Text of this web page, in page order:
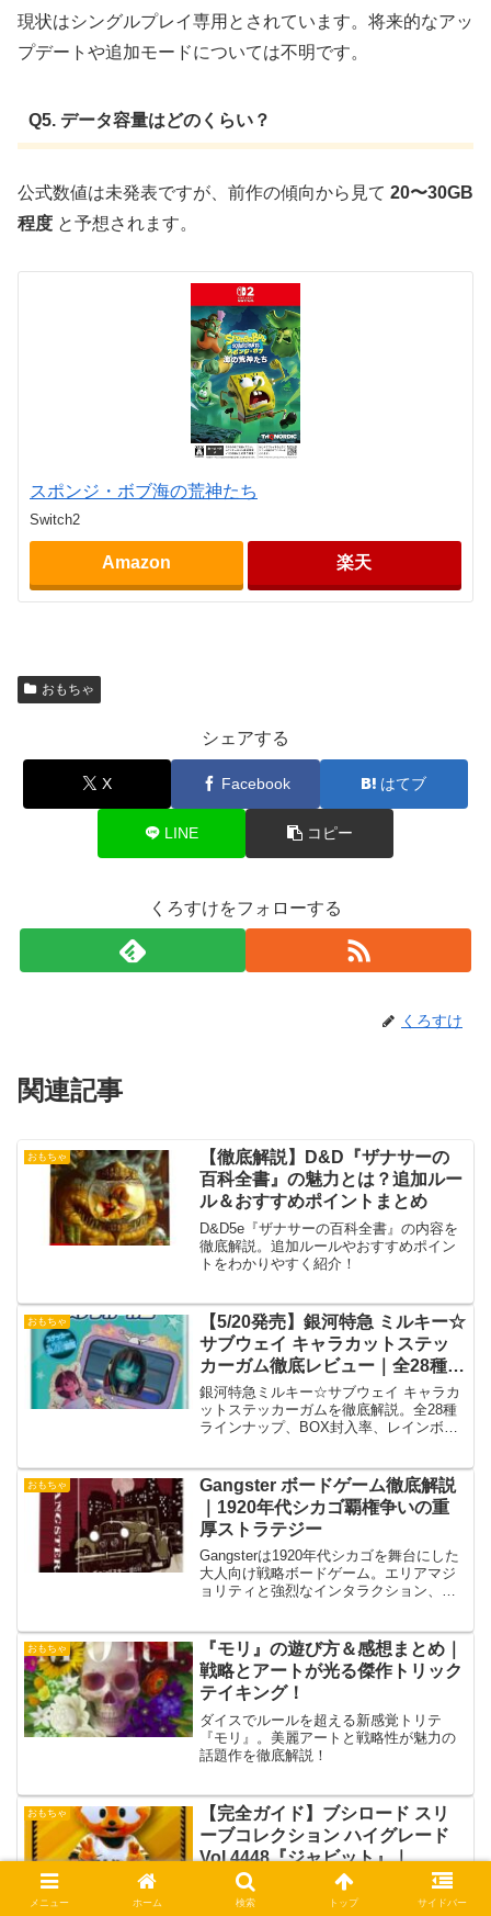
現状はシングルプレイ専用とされています。将来的なアッ
プデートや追加モードについては不明です。
Q5. データ容量はどのくらい？
公式数値は未発表ですが、前作の傾向から見て 20〜30GB
程度 と予想されます。
スポンジ・ボブ海の荒神たち
Switch2
Amazon 楽天
おもちゃ
シェアする
X Facebook はてブ
LINE コピー
くろすけをフォローする
くろすけ
関連記事
おもちゃ
【徹底解説】D&D『ザナサーの
百科全書』の魅力とは？追加ルー
ル＆おすすめポイントまとめ
D&D5e『ザナサーの百科全書』の内容を
徹底解説。追加ルールやおすすめポイン
トをわかりやすく紹介！
おもちゃ
【5/20発売】銀河特急 ミルキー☆
サブウェイ キャラカットステッ
カーガム徹底レビュー｜全28種・
BOX封入率・ホロ仕様の価値まで
完全解説
銀河特急ミルキー☆サブウェイ キャラカ
ットステッカーガムを徹底解説。全28種
ラインナップ、BOX封入率、レインボー
おもちゃ
Gangster ボードゲーム徹底解説
｜1920年代シカゴ覇権争いの重
厚ストラテジー
Gangsterは1920年代シカゴを舞台にした
大人向け戦略ボードゲーム。エリアマジ
ョリティと強烈なインタラクション、遊
おもちゃ
『モリ』の遊び方＆感想まとめ｜
戦略とアートが光る傑作トリック
テイキング！
ダイスでルールを超える新感覚トリテ
『モリ』。美麗アートと戦略性が魅力の
話題作を徹底解説！
おもちゃ
【完全ガイド】ブシロード スリ
ーブコレクション ハイグレード
Vol.4448『ジャビット』｜
DREAM ORDER対応の特徴と評
「DREAM ORDER ジャビットスリーブ
（ブシロード ハイグレード）が登場！予
メニュー ホーム 検索 トップ サイドバー